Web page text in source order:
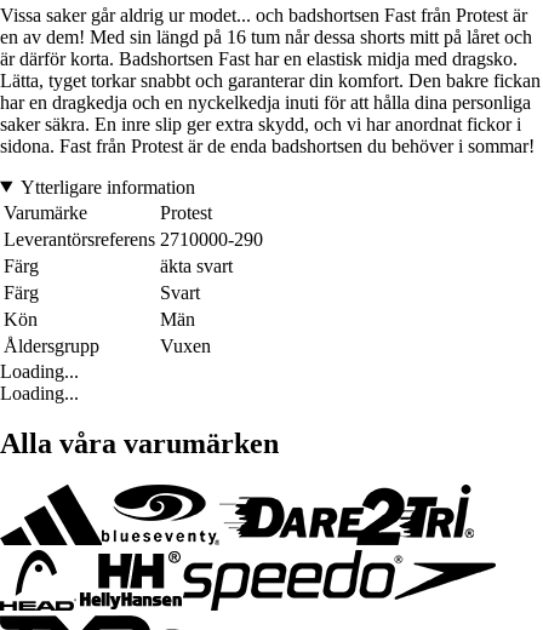
Vissa saker går aldrig ur modet... och badshortsen Fast från Protest är
en av dem! Med sin längd på 16 tum når dessa shorts mitt på låret och
är därför korta. Badshortsen Fast har en elastisk midja med dragsko.
Lätta, tyget torkar snabbt och garanterar din komfort. Den bakre fickan
har en dragkedja och en nyckelkedja inuti för att hålla dina personliga
saker säkra. En inre slip ger extra skydd, och vi har anordnat fickor i
sidona. Fast från Protest är de enda badshortsen du behöver i sommar!
Ytterligare information
Varumärke
Protest
Leverantörsreferens 2710000-290
Färg
äkta svart
Färg
Svart
Kön
Män
Åldersgrupp
Vuxen
Loading...
Loading...
Alla våra varumärken